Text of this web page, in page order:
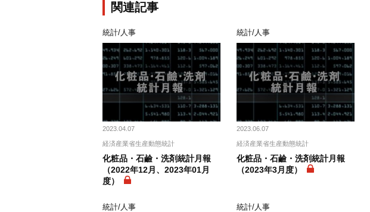
関連記事
統計/人事
2023.04.07
経済産業省生産動態統計
化粧品・石鹼・洗剤統計月報
（2022年12月、2023年01月
度）
統計/人事
2023.06.07
経済産業省生産動態統計
化粧品・石鹼・洗剤統計月報
（2023年3月度）
統計/人事 統計/人事